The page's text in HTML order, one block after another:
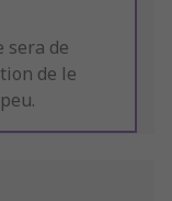
sera de
de le